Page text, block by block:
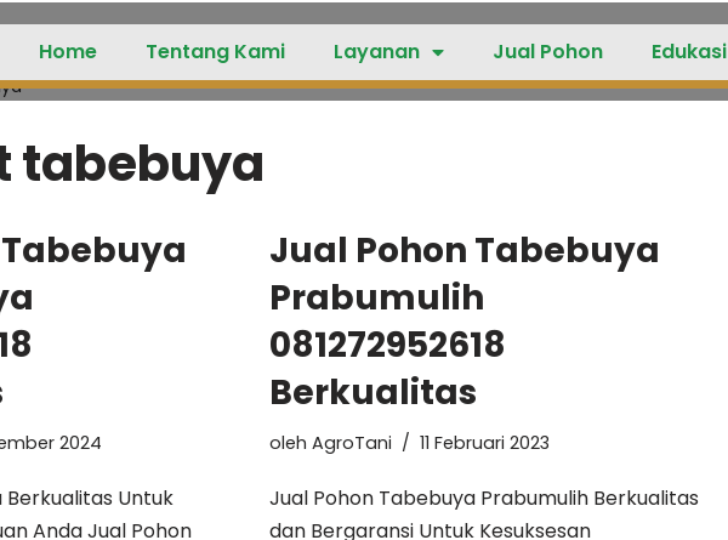
Home Tentang Kami Layanan Jual Pohon Edukasi
tabebuya
2024
Untuk
Anda Jual Pohon
Jual Pohon Tabebuya
Prabumulih
081272952618
Berkualitas
oleh AgroTani 11 Februari 2023
Jual Pohon Tabebuya Prabumulih Berkualitas
dan Bergaransi Untuk Kesuksesan